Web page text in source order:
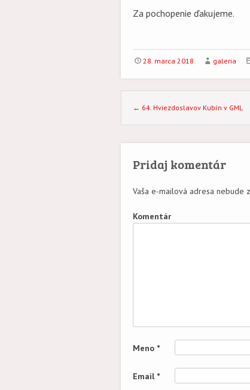
Za pochopenie ďakujeme.
28. marca 2018 galeria
Post navigation
← 64. Hviezdoslavov Kubín v GML
Pridaj komentár
Vaša e-mailová adresa nebude
Komentár
Meno *
Email *